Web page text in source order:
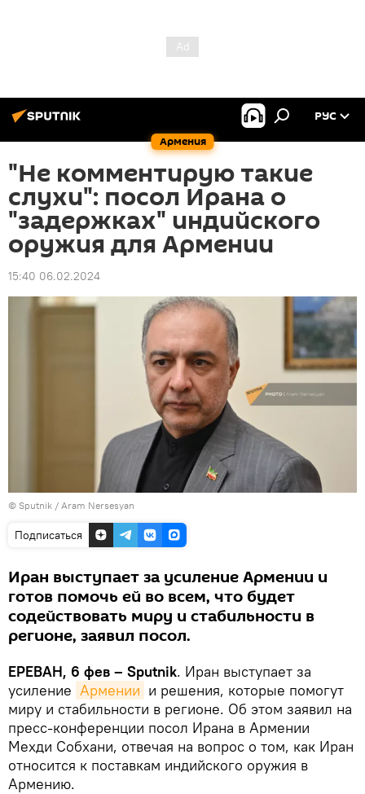
Армения
РУС
"Не комментирую такие
слухи": посол Ирана о
"задержках" индийского
оружия для Армении
15:40 06.02.2024
© Sputnik / Aram Nersesyan
Подписаться
Иран выступает за усиление Армении и
готов помочь ей во всем, что будет
содействовать миру и стабильности в
регионе, заявил посол.
ЕРЕВАН, 6 фев – Sputnik. Иран выступает за
усиление Армении и решения, которые помогут
миру и стабильности в регионе. Об этом заявил на
пресс-конференции посол Ирана в Армении
Мехди Собхани, отвечая на вопрос о том, как Иран
относится к поставкам индийского оружия в
Армению.